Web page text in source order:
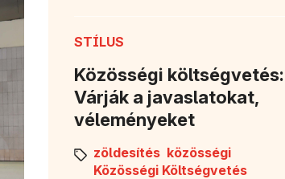
STÍLUS
Közösségi költségvetés:
Várják a javaslatokat,
véleményeket
zöldesítés közösségi
Közösségi Költségvetés